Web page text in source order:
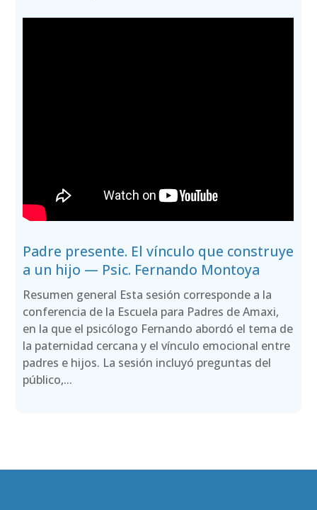
Padre presente. El vínculo que construye
a un hijo — Psic. Fernando Montoya
Resumen general Esta sesión corresponde a la
conferencia de la Escuela para Padres de Amaxi,
en la que el psicólogo Fernando abordó el tema de
la paternidad cercana y el vínculo emocional entre
padres e hijos. La sesión incluyó preguntas del
público,...